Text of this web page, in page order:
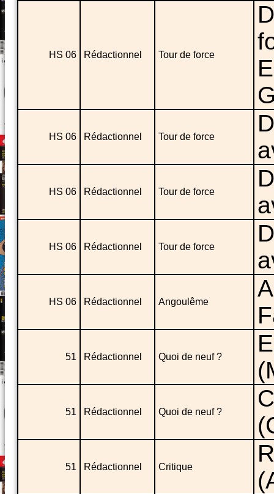
HS 06 Rédactionnel Tour de force
HS 06 Rédactionnel Tour de force
HS 06 Rédactionnel Tour de force
HS 06 Rédactionnel Tour de force
HS 06 Rédactionnel Angoulême
51 Rédactionnel Quoi de neuf ?
51 Rédactionnel Quoi de neuf ?
51 Rédactionnel Critique